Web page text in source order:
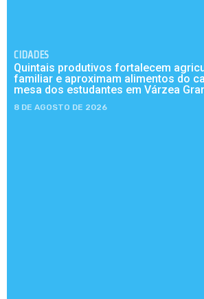
CIDADES
Quintais produtivos fortalecem
familiar e aproximam alimentos do
mesa dos estudantes em Várzea
8 DE AGOSTO DE 2026